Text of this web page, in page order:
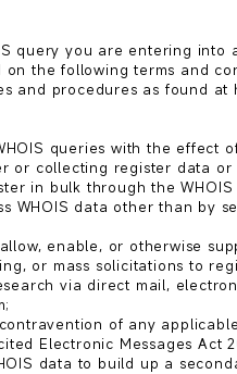
query you are entering into
on the following terms and
and procedures as found at
queries with the effect
or collecting register data or
in bulk through the
WHOIS data other than by
enable, or otherwise
or mass solicitations to
via direct mail,
of any
Electronic Messages Act
data to build up a